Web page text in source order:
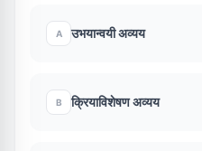
A उभयान्वयी अव्यय
B क्रियाविशेषण अव्यय